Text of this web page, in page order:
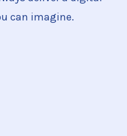
can imagine.